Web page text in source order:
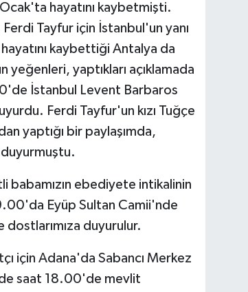
hayatını kaybetmişti.
Tayfur için İstanbul'un yanı
kaybettiği Antalya da
yaptıkları açıklamada
İstanbul Levent Barbaros
Ferdi Tayfur'un kızı Tuğçe
yaptığı bir paylaşımda,
duyurmuştu.
babamızın ebediyete intikalinin
Eyüp Sultan Camii'nde
duyurulur.
için Adana'da Sabancı Merkez
saat 18.00'de mevlit